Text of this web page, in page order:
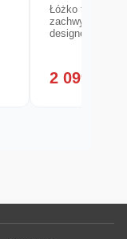
Łóżko
zachwyca
designem, który
2 099,-